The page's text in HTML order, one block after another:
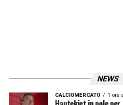
Visualizza questo post suNEWS
CALCIOMERCATO 1 ora